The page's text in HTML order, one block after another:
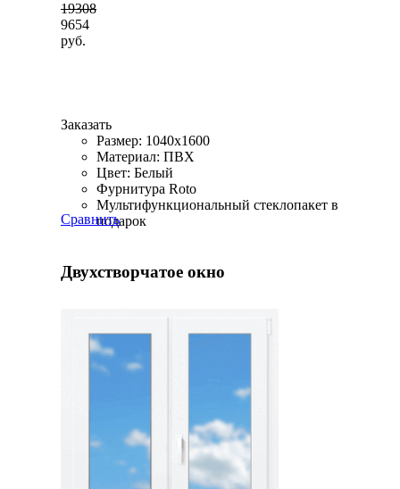
19308
9654
руб.
Заказать
Размер: 1040x1600
Материал: ПВХ
Цвет: Белый
Фурнитура Roto
Мультифункциональный стеклопакет в
подарок
Сравнить
Двухстворчатое окно